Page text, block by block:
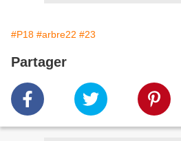
#P18 #arbre22 #23
Partager